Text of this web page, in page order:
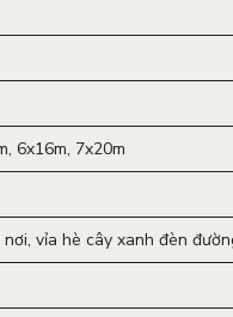
6x16m, 7x20m
vỉa hè cây xanh đèn